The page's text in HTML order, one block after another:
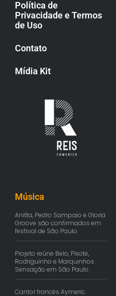
Política de
Privacidade e Termos
de Uso
Contato
Mídia Kit
Música
Anitta, Pedro Sampaio e Gloria
Groove são confirmados em
festival de São Paulo
Projeto reúne Belo, Pixote,
Rodriguinho e Marquinhos
Sensação em São Paulo
Cantor francês Aymeric